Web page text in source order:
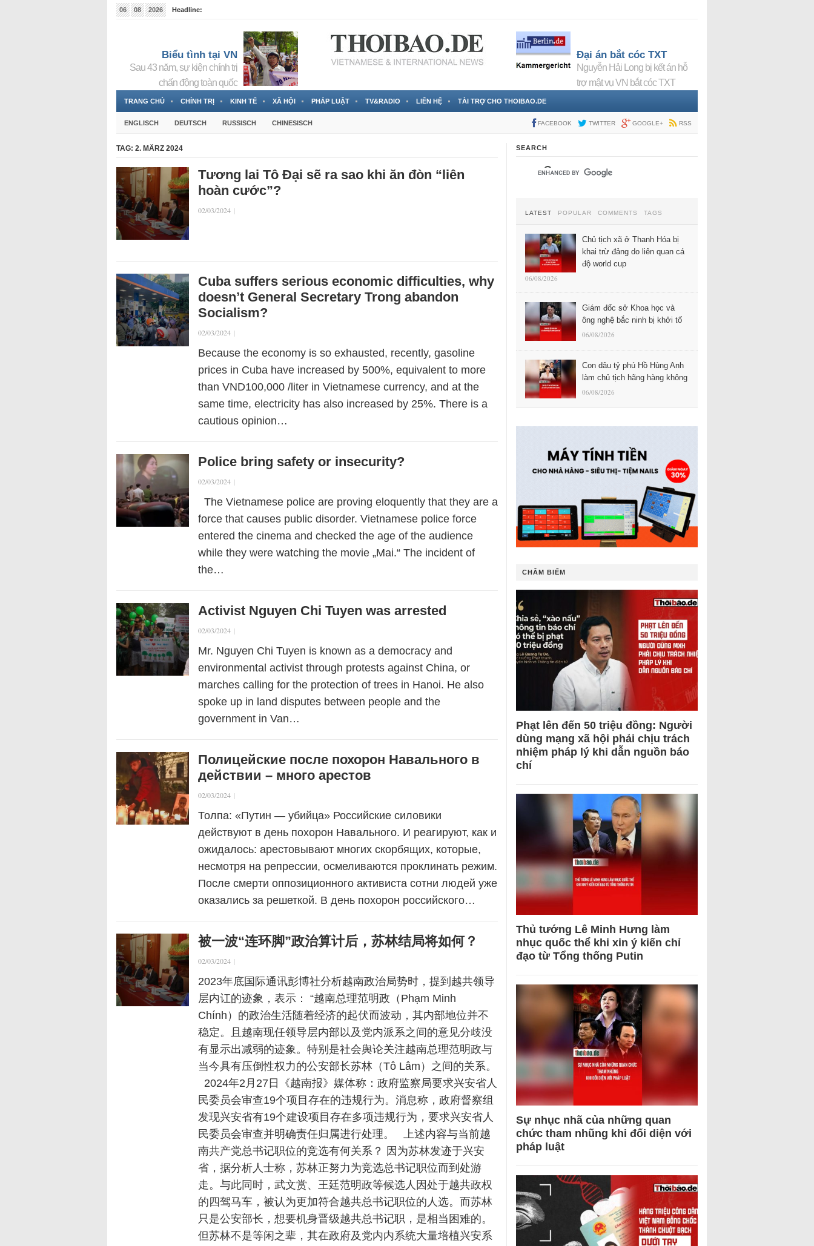
06 08 2026
Headline:
Biểu tình tại VN
Sau 43 năm, sự kiện chính trị
chấn động toàn quốc
Đại án bắt cóc TXT
Nguyễn Hải Long bị kết án hỗ
trợ mật vụ VN bắt cóc TXT
TRANG CHỦ CHÍNH TRỊ KINH TẾ XÃ HỘI PHÁP LUẬT TV&RADIO LIÊN HỆ TÀI TRỢ CHO THOIBAO.DE
ENGLISCH DEUTSCH RUSSISCH CHINESISCH FACEBOOK TWITTER GOOGLE+ RSS
TAG: 2. MÄRZ 2024
Tương lai Tô Đại sẽ ra sao khi ăn đòn “liên
hoàn cước”?
02/03/2024 |
Cuba suffers serious economic difficulties, why
doesn’t General Secretary Trong abandon
Socialism?
02/03/2024 |
Because the economy is so exhausted, recently, gasoline
prices in Cuba have increased by 500%, equivalent to more
than VND100,000 /liter in Vietnamese currency, and at the
same time, electricity has also increased by 25%. There is a
cautious opinion…
Police bring safety or insecurity?
02/03/2024 |
The Vietnamese police are proving eloquently that they are a
force that causes public disorder. Vietnamese police force
entered the cinema and checked the age of the audience
while they were watching the movie „Mai.“ The incident of
the…
Activist Nguyen Chi Tuyen was arrested
02/03/2024 |
Mr. Nguyen Chi Tuyen is known as a democracy and
environmental activist through protests against China, or
marches calling for the protection of trees in Hanoi. He also
spoke up in land disputes between people and the
government in Van…
Полицейские после похорон Навального в
действии – много арестов
02/03/2024 |
Толпа: «Путин — убийца» Российские силовики
действуют в день похорон Навального. И реагируют, как и
ожидалось: арестовывают многих скорбящих, которые,
несмотря на репрессии, осмеливаются проклинать режим.
После смерти оппозиционного активиста сотни людей уже
оказались за решеткой. В день похорон российского…
被一波“连环脚”政治算计后，苏林结局将如何？
02/03/2024 |
2023年底国际通讯彭博社分析越南政治局势时，提到越共领导
层内讧的迹象，表示： “越南总理范明政（Phạm Minh
Chính）的政治生活随着经济的起伏而波动，其内部地位并不
稳定。且越南现任领导层内部以及党内派系之间的意见分歧没
有显示出减弱的迹象。特别是社会舆论关注越南总理范明政与
当今具有压倒性权力的公安部长苏林（Tô Lâm）之间的关系。
2024年2月27日《越南报》媒体称：政府监察局要求兴安省人
民委员会审查19个项目存在的违规行为。消息称，政府督察组
发现兴安省有19个建设项目存在多项违规行为，要求兴安省人
民委员会审查并明确责任归属进行处理。 上述内容与当前越
南共产党总书记职位的竞选有何关系？ 因为苏林发迹于兴安
省，据分析人士称，苏林正努力为竞选总书记职位而到处游
走。与此同时，武文赏、王廷范明政等候选人因处于越共政权
的四驾马车，被认为更加符合越共总书记职位的人选。而苏林
只是公安部长，想要机身晋级越共总书记职，是相当困难的。
但苏林不是等闲之辈，其在政府及党内内系统大量培植兴安系
SEARCH
LATEST POPULAR COMMENTS TAGS
Chủ tịch xã ở Thanh Hóa bị
khai trừ đảng do liên quan cá
độ world cup
06/08/2026
Giám đốc sở Khoa học và
ông nghệ bắc ninh bị khởi tố
06/08/2026
Con dâu tỷ phú Hồ Hùng Anh
làm chủ tịch hãng hàng không
06/08/2026
CHÂM BIẾM
Phạt lên đến 50 triệu đồng: Người
dùng mạng xã hội phải chịu trách
nhiệm pháp lý khi dẫn nguồn báo
chí
Thủ tướng Lê Minh Hưng làm
nhục quốc thể khi xin ý kiến chỉ
đạo từ Tổng thống Putin
Sự nhục nhã của những quan
chức tham nhũng khi đối diện với
pháp luật